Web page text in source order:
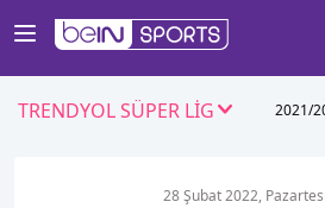
TRENDYOL SÜPER LİG 2021/
28 Şubat 2022,